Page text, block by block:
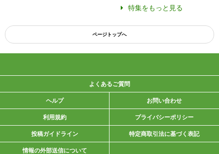
特集をもっと見る
ページトップへ
よくあるご質問
ヘルプ お問い合わせ
利用規約 プライバシーポリシー
投稿ガイドライン 特定商取引法に基づく表記
情報の外部送信について